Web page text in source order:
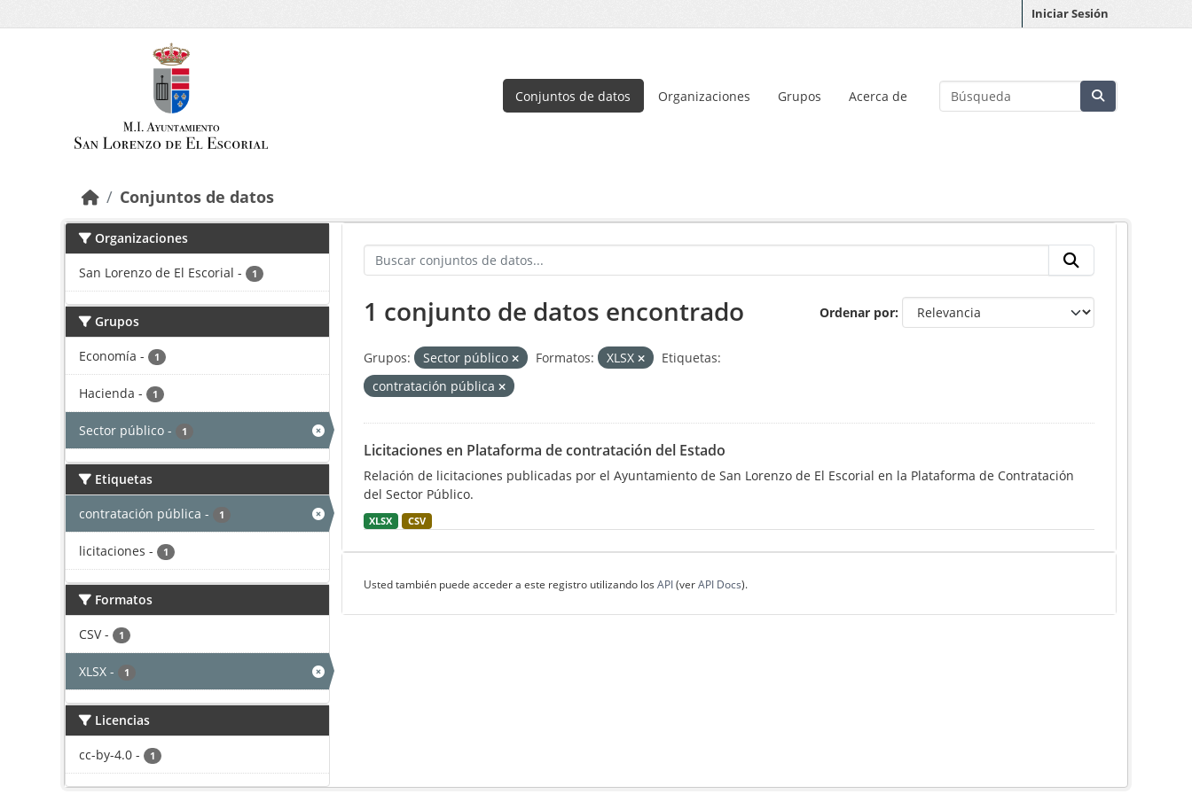
Iniciar Sesión
Conjuntos de datos Organizaciones Grupos Acerca de
Conjuntos de datos
Organizaciones
San Lorenzo de El Escorial - 1
Grupos
Economía - 1
Hacienda - 1
Sector público - 1
Etiquetas
contratación pública - 1
licitaciones - 1
Formatos
CSV - 1
XLSX - 1
Licencias
cc-by-4.0 - 1
Ordenar por
1 conjunto de datos encontrado
Grupos: Sector público Formatos: XLSX
Etiquetas:
contratación pública
Licitaciones en Plataforma de contratación del Estado
Relación de licitaciones publicadas por el Ayuntamiento de San Lorenzo de El Escorial en la Plataforma de Contratación
del Sector Público.
XLSX CSV
Usted también puede acceder a este registro utilizando los API(verAPI Docs).